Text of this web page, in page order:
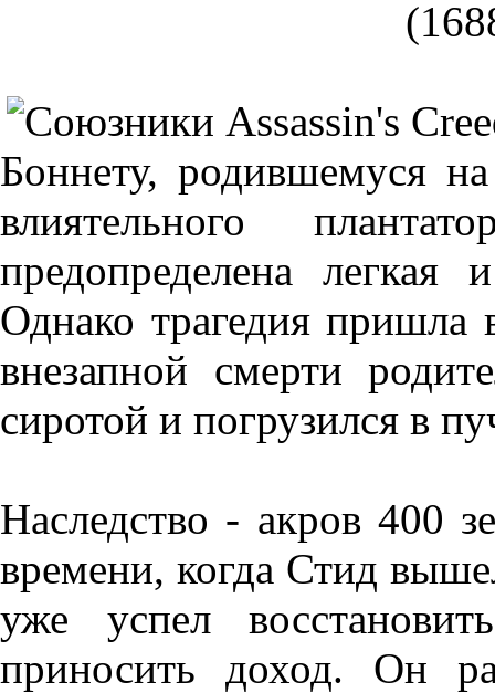
Боннету, родившемуся
влиятельного
предопределена легкая
Однако трагедия пришла
внезапной смерти
сиротой и погрузился в
Наследство - акров 400
времени, когда Стид
уже успел
приносить доход. Он